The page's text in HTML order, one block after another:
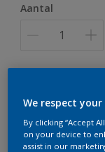
Aantal
te bestellen.
We respect your
By clicking “Accept
on your device to
assist in our